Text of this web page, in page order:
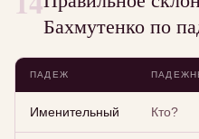
Бахмутенко по
ПАДЕЖ
Именительный Кто?